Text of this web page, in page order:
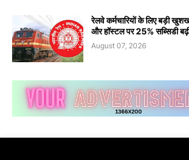
रेलवे कर्मचारियों के लिए बड़ी
और हॉस्टल पर 25% सब्सिडी
August 07, 2026